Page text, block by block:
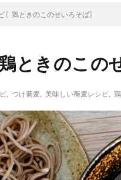
〖鶏ときのこのせいろそば〗
ときのこの
つけ蕎麦 美味しい蕎麦レシピ